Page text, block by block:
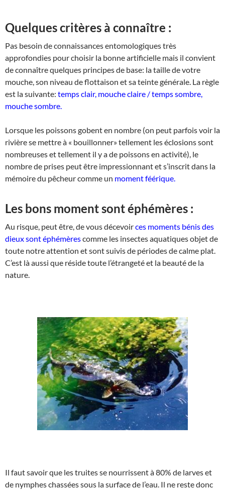
Quelques critères à connaître :
Pas besoin de connaissances entomologiques très
approfondies pour choisir la bonne artificielle mais il convient
de connaître quelques principes de base: la taille de votre
mouche, son niveau de flottaison et sa teinte générale. La règle
est la suivante: temps clair, mouche claire / temps sombre,
mouche sombre.
Lorsque les poissons gobent en nombre (on peut parfois voir la
rivière se mettre à « bouillonner» tellement les éclosions sont
nombreuses et tellement il y a de poissons en activité), le
nombre de prises peut être impressionnant et s’inscrit dans la
mémoire du pêcheur comme un moment féérique.
Les bons moment sont éphémères :
Au risque, peut être, de vous décevoirces moments bénis des
dieux sont éphémèrescomme les insectes aquatiques objet de
toute notre attention et sont suivis de périodes de calme plat.
C’est là aussi que réside toute l’étrangeté et la beauté de la
nature.
Il faut savoir que les truites se nourrissent à 80% de larves et
de nymphes chassées sous la surface de l’eau. Il ne reste donc